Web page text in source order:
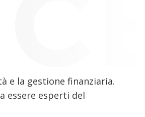
e la gestione finanziaria.
essere esperti del